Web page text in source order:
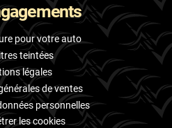
pour votre auto
teintées
légales
de ventes
personnelles
les cookies